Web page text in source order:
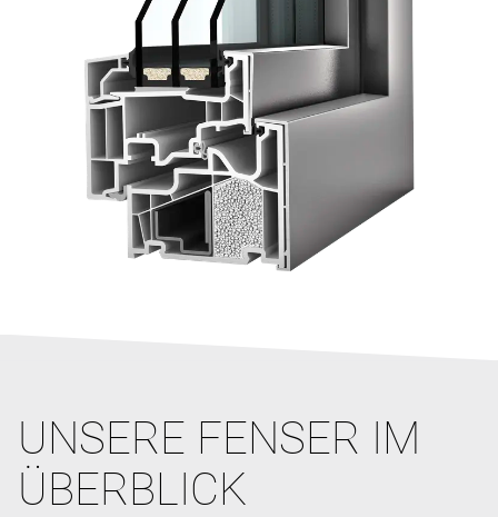
UNSERE FENSER IM
ÜBERBLICK